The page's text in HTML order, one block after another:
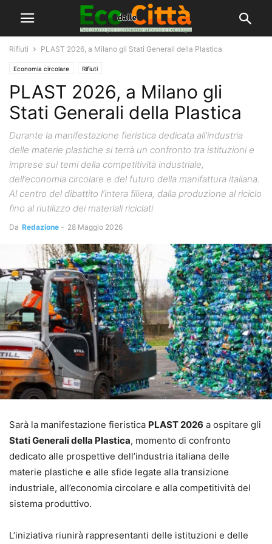
Rifiuti PLAST 2026, a Milano gli Stati Generali della Plastica
Economia circolare Rifiuti
PLAST 2026, a Milano gli
Stati Generali della Plastica
Durante la manifestazione fieristica dedicata all’industria
delle materie plastiche si terrà un confronto tra istituzioni e
imprese sui temi della competitività industriale,
dell’economia circolare e del futuro della manifattura italiana.
Al centro del dibattito l’intera filiera, dalla produzione al riciclo
fino al riutilizzo dei materiali riciclati
Da Redazione - 28 Maggio 2026
Sarà la manifestazione fieristica PLAST 2026 a ospitare gli
Stati Generali della Plastica, momento di confronto
dedicato alle prospettive dell’industria italiana delle
materie plastiche e alle sfide legate alla transizione
industriale, all’economia circolare e alla competitività del
sistema produttivo.
L’iniziativa riunirà rappresentanti delle istituzioni e delle